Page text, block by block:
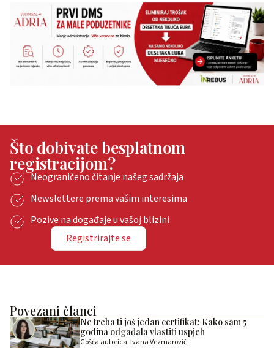
Što dobivate besplatnom
registracijom?
Neograničeno čitanje našeg sadržaja
Newslettere prema vašim interesima
Pozive na događaje u vašoj blizini
Registrirajte se
Povezani članci
Ne treba ti još jedan certifikat: Kako sam 5
godina odgađala vlastiti uspjeh
Gošća autorica: Ivana Vezmarović